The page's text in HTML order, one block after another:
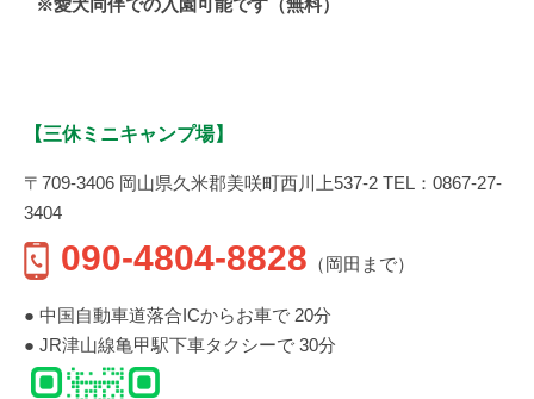
※愛犬同伴での入園可能です（無料）
【三休ミニキャンプ場】
〒709-3406 岡山県久米郡美咲町西川上537-2 TEL：0867-27-
3404
090-4804-8828 （岡田まで）
● 中国自動車道落合ICからお車で 20分
● JR津山線亀甲駅下車タクシーで 30分